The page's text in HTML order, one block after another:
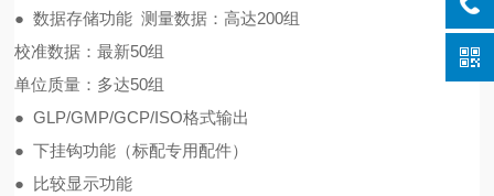
● 数据存储功能 测量数据：高达200组
校准数据：最新50组
单位质量：多达50组
● GLP/GMP/GCP/ISO格式输出
● 下挂钩功能（标配专用配件）
● 比较显示功能